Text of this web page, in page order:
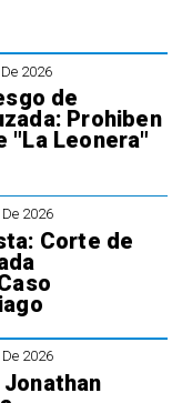
2026
de
Prohiben
"La Leonera"
2026
Corte de
2026
Jonathan